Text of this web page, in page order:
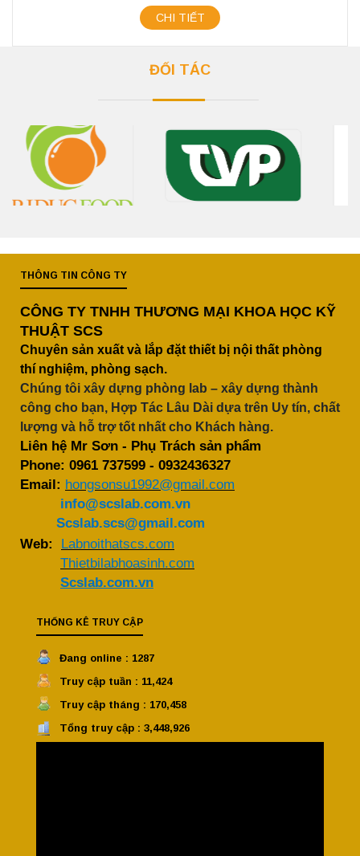
CHI TIẾT
ĐỐI TÁC
THÔNG TIN CÔNG TY
CÔNG TY TNHH THƯƠNG MẠI KHOA HỌC KỸ
THUẬT SCS
Chuyên sản xuất và lắp đặt thiết bị nội thất phòng
thí nghiệm, phòng sạch.
Chúng tôi xây dựng phòng lab – xây dựng thành
công cho bạn, Hợp Tác Lâu Dài dựa trên Uy tín, chất
lượng và hỗ trợ tốt nhất cho Khách hàng.
Liên hệ Mr Sơn - Phụ Trách sản phẩm
Phone: 0961 737599 - 0932436327
Email: hongsonsu1992@gmail.com
info@scslab.com.vn
Scslab.scs@gmail.com
Web: Labnoithatscs.com
Thietbilabhoasinh.com
Scslab.com.vn
THỐNG KÊ TRUY CẬP
Đang online : 1287
Truy cập tuần : 11,424
Truy cập tháng : 170,458
Tổng truy cập : 3,448,926